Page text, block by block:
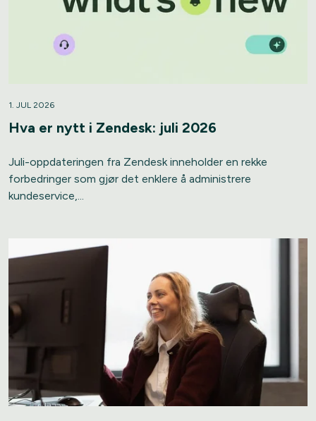
1. JUL 2026
Hva er nytt i Zendesk: juli 2026
Juli-oppdateringen fra Zendesk inneholder en rekke
forbedringer som gjør det enklere å administrere
kundeservice,...